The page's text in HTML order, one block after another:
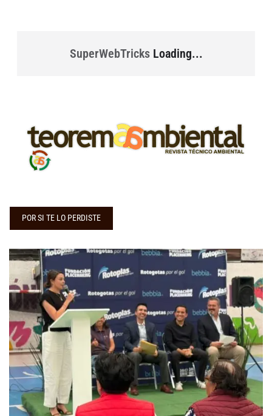
SuperWebTricksLoading...
POR SI TE LO PERDISTE